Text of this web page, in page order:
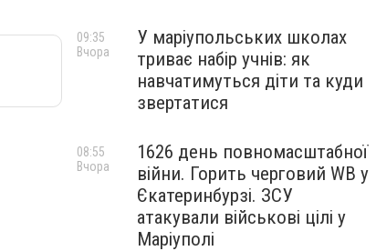
У маріупольських школах
триває набір учнів: як
навчатимуться діти та куди
звертатися
09:35
Вчора
1626 день повномасштабної
війни. Горить черговий WB у
Єкатеринбурзі. ЗСУ
атакували військові цілі у
Маріуполі
08:55
Вчора